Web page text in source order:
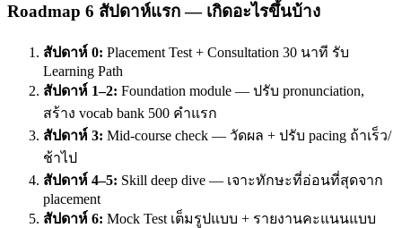
Roadmap 6 สัปดาห์แรก — เกิดอะไรขึ้นบ้าง
สัปดาห์ 0: Placement Test + Consultation 30 นาที รับ
Learning Path
สัปดาห์ 1–2: Foundation module — ปรับ pronunciation,
สร้าง vocab bank 500 คำแรก
สัปดาห์ 3: Mid-course check — วัดผล + ปรับ pacing ถ้าเร็ว/
ช้าไป
สัปดาห์ 4–5: Skill deep dive — เจาะทักษะที่อ่อนที่สุดจาก
placement
สัปดาห์ 6: Mock Test เต็มรูปแบบ + รายงานคะแนนแบบ